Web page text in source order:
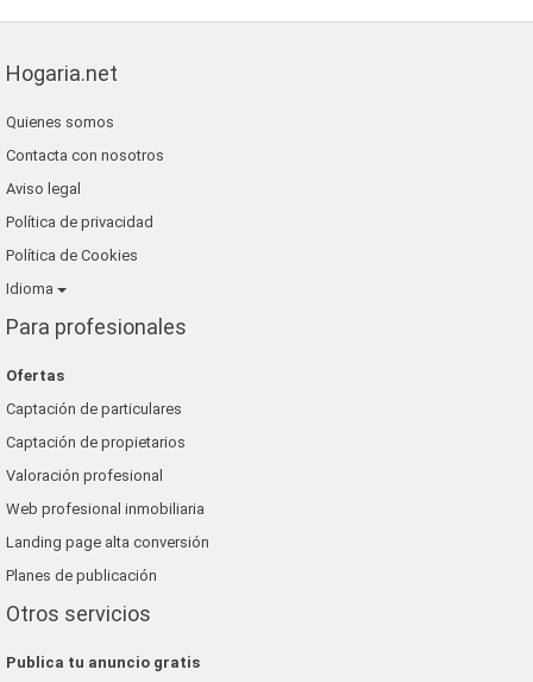
Hogaria.net
Quienes somos
Contacta con nosotros
Aviso legal
Política de privacidad
Política de Cookies
Idioma
Para profesionales
Ofertas
Captación de particulares
Captación de propietarios
Valoración profesional
Web profesional inmobiliaria
Landing page alta conversión
Planes de publicación
Otros servicios
Publica tu anuncio gratis